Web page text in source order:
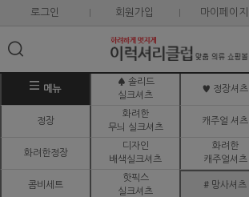
로그인 회원가입 마이페이지
메뉴
♠ 솔리드
실크셔츠
♥ 정장셔츠
정장
화려한
무늬 실크셔츠
캐주얼 셔츠
화려한정장
디자인
배색실크셔츠
화려한
캐주얼셔츠
콤비세트
핫픽스
실크셔츠
# 망사셔츠